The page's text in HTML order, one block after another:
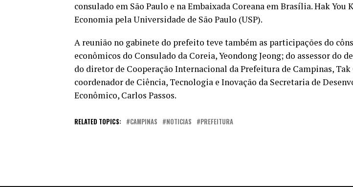
consulado em São Paulo e na Embaixada Coreana em Brasília. Hak You
Economia pela Universidade de São Paulo (USP).
A reunião no gabinete do prefeito teve também as participações do
econômicos do Consulado da Coreia, Yeondong Jeong; do assessor do
do diretor de Cooperação Internacional da Prefeitura de Campinas, Tak
coordenador de Ciência, Tecnologia e Inovação da Secretaria de
Econômico, Carlos Passos.
RELATED TOPICS: CAMPINAS NOTICIAS PREFEITURA